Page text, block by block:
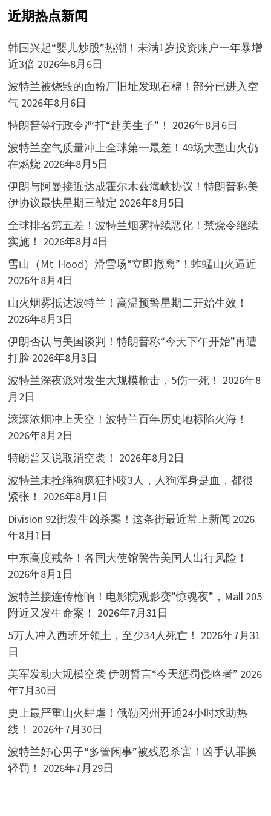
近期热点新闻
韩国兴起“婴儿炒股”热潮！未满1岁投资账户一年暴增
近3倍 2026年8月6日
波特兰被烧毁的面粉厂旧址发现石棉！部分已进入空
气 2026年8月6日
特朗普签行政令严打“赴美生子”！ 2026年8月6日
波特兰空气质量冲上全球第一最差！49场大型山火仍
在燃烧 2026年8月5日
伊朗与阿曼接近达成霍尔木兹海峡协议！特朗普称美
伊协议最快星期三敲定 2026年8月5日
全球排名第五差！波特兰烟雾持续恶化！禁烧令继续
实施！ 2026年8月4日
雪山（Mt. Hood）滑雪场“立即撤离”！蚱蜢山火逼近
2026年8月4日
山火烟雾抵达波特兰！高温预警星期二开始生效！
2026年8月3日
伊朗否认与美国谈判！特朗普称“今天下午开始”再遭
打脸 2026年8月3日
波特兰深夜派对发生大规模枪击，5伤一死！ 2026年8
月2日
滚滚浓烟冲上天空！波特兰百年历史地标陷火海！
2026年8月2日
特朗普又说取消空袭！ 2026年8月2日
波特兰未拴绳狗疯狂扑咬3人，人狗浑身是血，都很
紧张！ 2026年8月1日
Division 92街发生凶杀案！这条街最近常上新闻 2026
年8月1日
中东高度戒备！各国大使馆警告美国人出行风险！
2026年8月1日
波特兰接连传枪响！电影院观影变”惊魂夜”，Mall 205
附近又发生命案！ 2026年7月31日
5万人冲入西班牙领土，至少34人死亡！ 2026年7月31
日
美军发动大规模空袭 伊朗誓言“今天惩罚侵略者” 2026
年7月30日
史上最严重山火肆虐！俄勒冈州开通24小时求助热
线！ 2026年7月30日
波特兰好心男子“多管闲事”被残忍杀害！凶手认罪换
轻罚！ 2026年7月29日